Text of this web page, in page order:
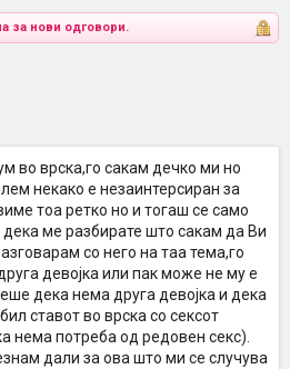
за нови одговори.
во врска,го сакам дечко ми но
некако е незаинтерсиран за
тоа ретко но и тогаш се само
ме разбирате што сакам да Ви
со него на таа тема,го
девојка или пак може не му е
дека нема друга девојка и дека
ставот во врска со сексот
нема потреба од редовен секс).
дали за ова што ми се случува